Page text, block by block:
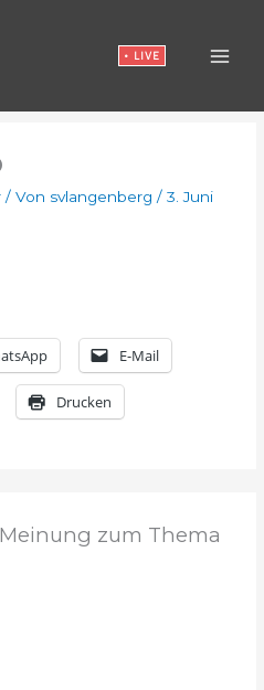
• LIVE
/ Von svlangenberg/3. Juni
E-Mail
Drucken
zum Thema